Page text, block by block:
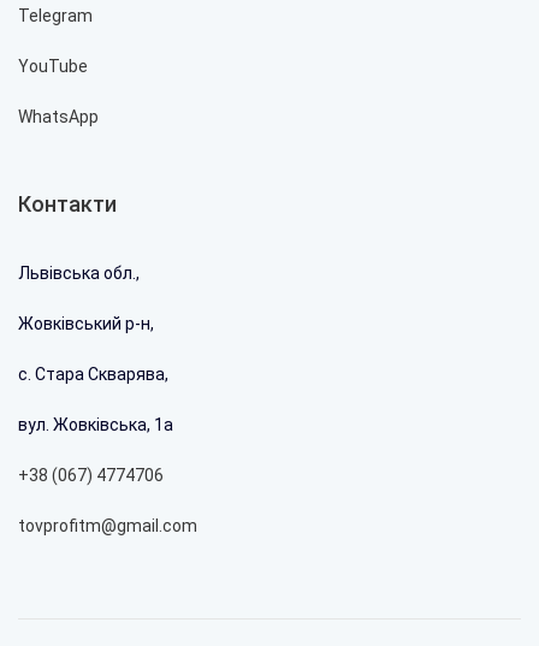
Telegram
YouTube
WhatsApp
Контакти
Львівська обл.,
Жовківський р-н,
с. Стара Скварява,
вул. Жовківська, 1а
+38 (067) 4774706
tovprofitm@gmail.com